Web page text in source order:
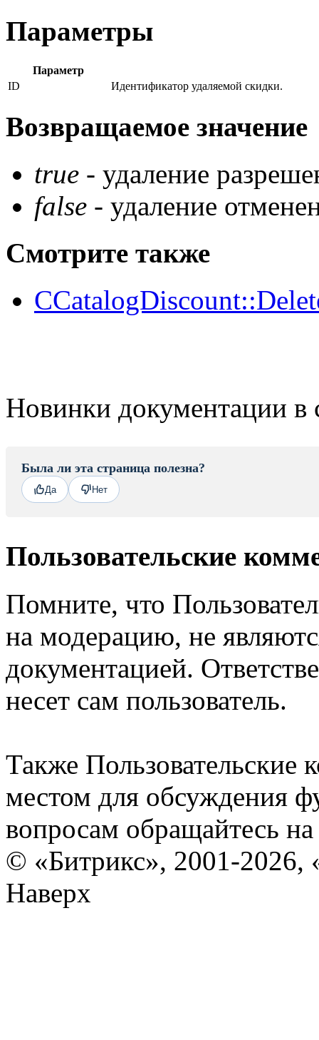
Параметры
Параметр
ID
Идентификатор удаляемой скидки.
Возвращаемое значение
true - удаление
false - удаление
Смотрите также
Новинки документации в
Была ли эта страница полезна?
Да Нет
Пользовательские
Помните, что
на модерацию, не
документацией.
несет сам пользователь.
Также Пользовательские
местом для обсуждения
вопросам обращайтесь
© «Битрикс», 2001-2026,
Наверх